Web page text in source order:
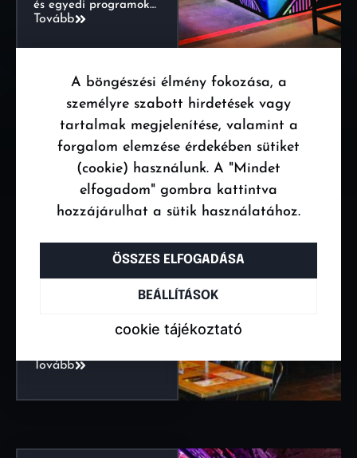
A böngészési élmény fokozása, a
személyre szabott hirdetések vagy
tartalmak megjelenítése, valamint a
forgalom elemzése érdekében sütiket
(cookie) használunk. A "Mindet
elfogadom" gombra kattintva
hozzájárulhat a sütik használatához.
ÖSSZES ELFOGADÁSA
BEÁLLÍTÁSOK
cookie tájékoztató
és egyedi programok…
Tovább
STIFLER32 BAR
& CLUB –
RENDEZVÉNY
HELYSZÍN
A Stifler32 Bar & Club
Rákóczi úton vár rád,
hogy felejthetetlen
élményekkel
rendezvényedhez,
Tovább